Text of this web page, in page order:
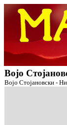
Војо
Војо Стојановски -